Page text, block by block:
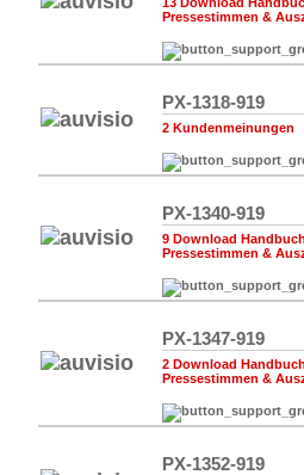
Pressestimmen &
PX-1318-919
2 Kundenmeinungen
PX-1340-919
9 Download
Pressestimmen &
PX-1347-919
2 Download
Pressestimmen &
PX-1352-919